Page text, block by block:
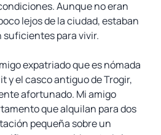
Aunque no eran
lejos de la ciudad, estaban
suficientes para vivir.
expatriado que es nómada
y el casco antiguo de Trogir,
afortunado. Mi amigo
que alquilan para dos
pequeña sobre un